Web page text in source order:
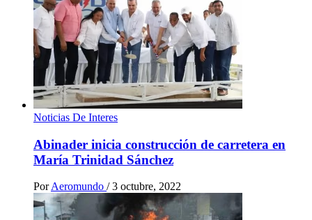
Noticias De Interes
Abinader inicia construcción de carretera en
María Trinidad Sánchez
Por Aeromundo / 3 octubre, 2022